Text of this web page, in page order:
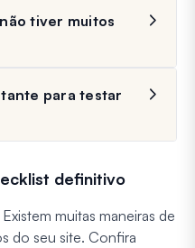
tiver muitos
para testar
definitivo
muitas maneiras de
do seu site. Confira